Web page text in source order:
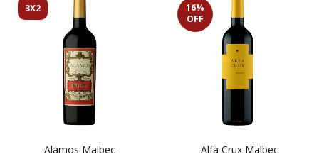
3X2
Alamos Malbec
16%
OFF
Alfa Crux Malbec